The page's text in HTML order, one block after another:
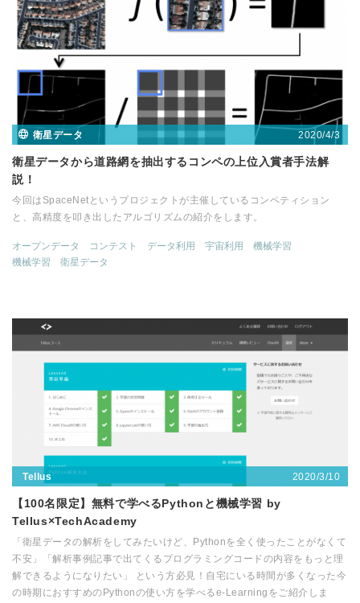
衛星データ 2020/4/3
衛星データから道路網を抽出するコンペの上位入賞者手法解
説！
今回はSpaceNetというプロジェクトが主催しているコンペティション
と、高精度を叩き出したアルゴリズムの紹介をします。
オープンデータ コンテスト データ利用 宇宙利用
機械学習
機械学習
衛星データ
Tellus 2020/3/10
【100名限定】無料で学べるPythonと機械学習 by
Tellus×TechAcademy
「衛星データの解析をしてみたいけど、Pythonを全く使ったことがなくて
不安」「解析事例記事で出てくるプログラミングコードの内容をもっと理
解できるようになりたい」 という方必見！自宅にいる時間が多くなった今
の時期におすすめのPythonの使い方を学べるe-Learningをご紹介しま